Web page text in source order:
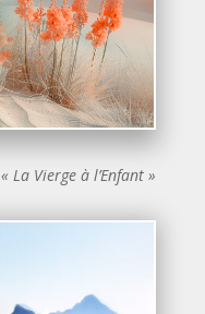
« La Vierge à l’Enfant »